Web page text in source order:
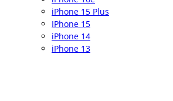
iPhone 15 Plus
IPhone 15
iPhone 14
iPhone 13